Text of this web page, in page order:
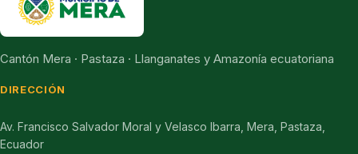
Cantón Mera · Pastaza · Llanganates y Amazonía ecuatoriana
DIRECCIÓN
Av. Francisco Salvador Moral y Velasco Ibarra, Mera, Pastaza,
Ecuador